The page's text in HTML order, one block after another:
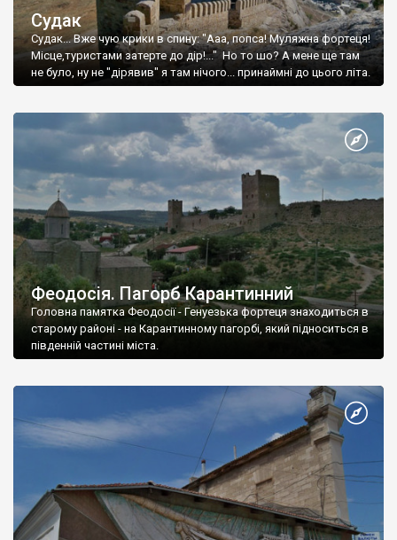
Судак
Судак... Вже чую крики в спину: "Ааа, попса! Муляжна фортеця!
Місце,туристами затерте до дір!..." Но то шо? А мене ще там
не було, ну не "дірявив" я там нічого... принаймні до цього літа.
Феодосія. Пагорб Карантинний
Головна памятка Феодосії - Генуезька фортеця знаходиться в
старому районі - на Карантинному пагорбі, який підноситься в
південній частині міста.